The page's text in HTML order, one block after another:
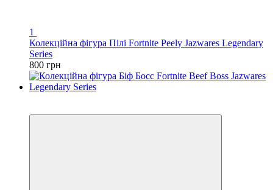
1
Колекційна фігура Пілі Fortnite Peely Jazwares Legendary
Series
800 грн